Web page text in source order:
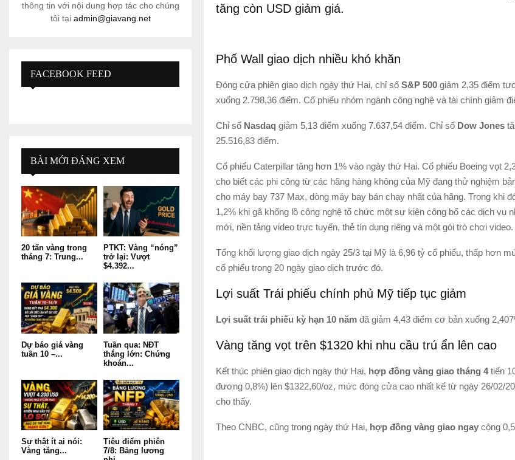
tăng còn USD giảm giá.
Phố Wall giao dịch nhiều khó khăn
Đóng cửa phiên giao dịch ngày thứ Hai, chỉ số S&P 500 giảm 2,35 điểm
xuống 2.798,36 điểm. Cổ phiếu nhóm ngành công nghệ và tài chính giảm
Chỉ số Nasdaq giảm 5,13 điểm xuống 7.637,54 điểm. Chỉ số Dow Jones
25.516,83 điểm.
Cổ phiếu Caterpillar tăng hơn 1% vào ngày thứ Hai. Cổ phiếu Boeing vọt
cho biết các phi công từ các hãng hàng không của Mỹ đang thử nghiệm
cho máy bay 737 Max, dòng máy bay bán chạy nhất của hãng. Trong khi
1,2% khi gã khổng lồ công nghệ tổ chức một sự kiện công bố các dịch vụ
mới, nền tảng video trực tuyến, thẻ tín dụng riêng và một gói trò chơi video.
Tổng khối lượng giao dịch ngày 25/3 tại Mỹ là 6,96 tỷ cổ phiếu, thấp hơn
cổ phiếu trong 20 ngày giao dịch trước đó.
Lợi suất Trái phiếu chính phủ Mỹ tiếp tục giảm
Lợi suất trái phiếu kỳ hạn 10 năm đã giảm 4,43 điểm cơ bản xuống
Vàng tăng vọt trên $1320 khi nhu cầu trú ẩn lên cao
Kết thúc phiên giao dịch ngày thứ Hai, hợp đồng vàng giao tháng 4tiến
đương 0,8%) lên $1322,60/oz, mức đóng cửa cao nhất kể từ ngày 26/02/
cho thấy.
Theo CNBC, cũng trong ngày thứ Hai, hợp đồng vàng giao ngay cộng
thông tin với nội dung hợp tác cho chúng
tôi tại admin@giavang.net
FACEBOOK FEED
BÀI MỚI ĐÁNG XEM
20 tấn vàng trong
tháng 7: Trung...
PTKT: Vàng “nóng”
trở lại: Vượt
$4.392...
Dự báo giá vàng
tuần 10 –...
Tuần qua: NĐT
thắng lớn: Chứng
khoán...
Sự thật ít ai nói:
Vàng tăng...
Tiêu điểm phiên
7/8: Bảng lương